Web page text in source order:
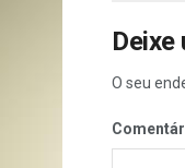
Deixe
O seu